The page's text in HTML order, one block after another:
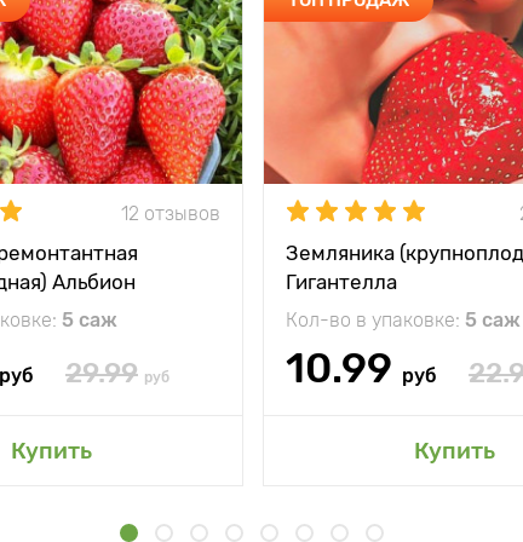
12 отзывов
Альбион
5 саж
руб 29.99 руб
Купить
Земляника
Гигантелла
Кол-во в упаковке: 5 саж
10.99 руб
Купить